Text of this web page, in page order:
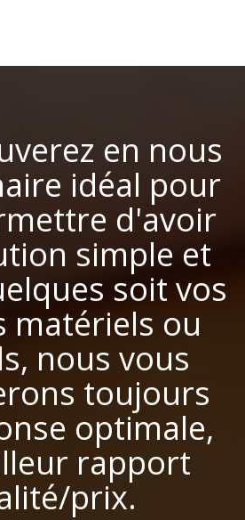
en nous
idéal pour
d'avoir
simple et
soit vos
matériels ou
nous vous
toujours
optimale,
rapport
prix.